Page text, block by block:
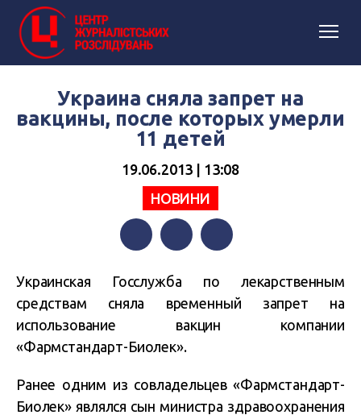
Украина сняла запрет на
вакцины, после которых умерли
11 детей
19.06.2013 | 13:08
НОВИНИ
Украинская Госслужба по лекарственным
средствам сняла временный запрет на
использование вакцин компании
«Фармстандарт-Биолек».
Ранее одним из совладельцев «Фармстандарт-
Биолек» являлся сын министра здравоохранения